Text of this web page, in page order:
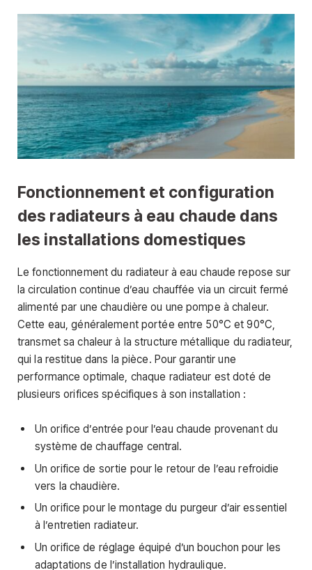
Fonctionnement et configuration
des radiateurs à eau chaude dans
les installations domestiques
Le fonctionnement du radiateur à eau chaude repose sur
la circulation continue d’eau chauffée via un circuit fermé
alimenté par une chaudière ou une pompe à chaleur.
Cette eau, généralement portée entre 50°C et 90°C,
transmet sa chaleur à la structure métallique du radiateur,
qui la restitue dans la pièce. Pour garantir une
performance optimale, chaque radiateur est doté de
plusieurs orifices spécifiques à son installation :
Un orifice d’entrée pour l’eau chaude provenant du
système de chauffage central.
Un orifice de sortie pour le retour de l’eau refroidie
vers la chaudière.
Un orifice pour le montage du purgeur d’air essentiel
à l’entretien radiateur.
Un orifice de réglage équipé d’un bouchon pour les
adaptations de l’installation hydraulique.